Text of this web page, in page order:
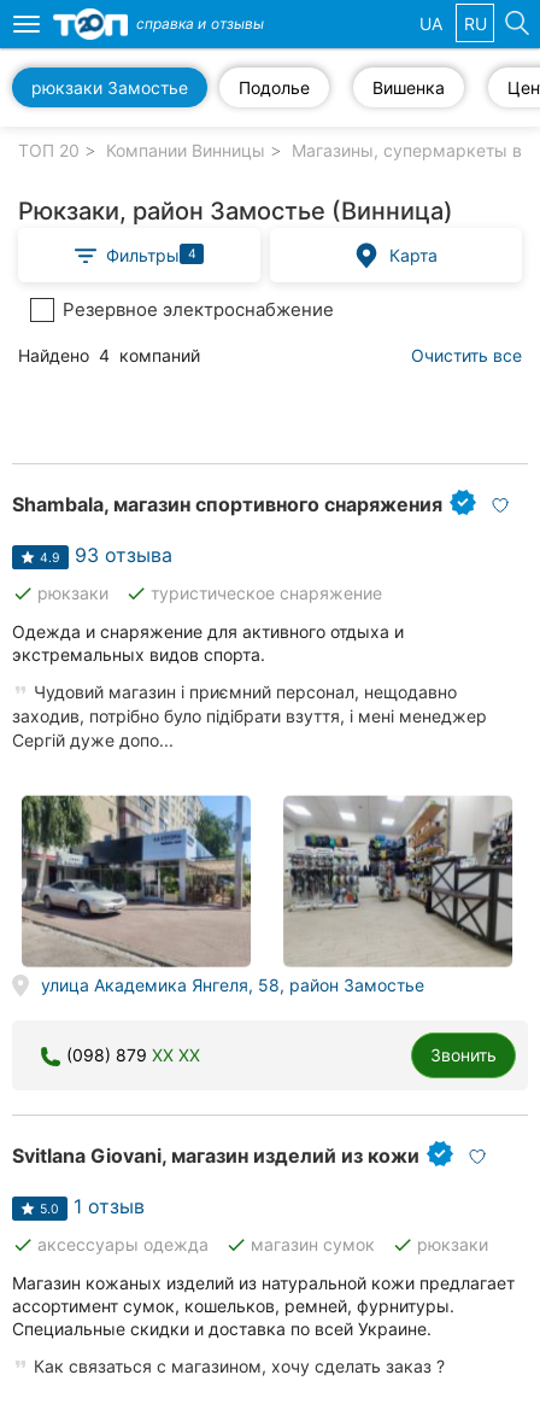
компании
Частные
клиники
Автошколы
Рестораны
Все
Все
города:
Винница
Житомир
Тернополь
Хмельницкий
Одесса
Кропивницкий
Харьков
Запорожье
Toggle
navigation
справка и отзывы UA RU
Подолье Вишенка
рюкзаки Замостье
ТОП 20 Компании Винницы Магазины, супермаркеты в
Рюкзаки, район Замостье (Винница)
Фильтры 4 Карта
Резервное электроснабжение
Найдено 4 компаний Очистить все
Shambala, магазин спортивного снаряжения
4.9 93 отзыва
done рюкзаки done туристическое снаряжение
Одежда и снаряжение для активного отдыха и
экстремальных видов спорта.
Чудовий магазин і приємний персонал, нещодавно
заходив, потрібно було підібрати взуття, і мені менеджер
Сергій дуже допо...
улица Академика Янгеля, 58, район Замостье
(098) 879 XX XX Звонить
Svitlana Giovani, магазин изделий из кожи
5.0 1 отзыв
done аксессуары одежда done магазин сумок done рюкзаки
Магазин кожаных изделий из натуральной кожи предлагает
ассортимент сумок, кошельков, ремней, фурнитуры.
Специальные скидки и доставка по всей Украине.
Как связаться с магазином, хочу сделать заказ ?